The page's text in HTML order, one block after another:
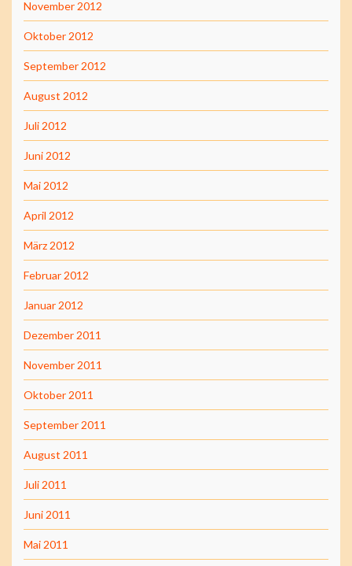
November 2012
Oktober 2012
September 2012
August 2012
Juli 2012
Juni 2012
Mai 2012
April 2012
März 2012
Februar 2012
Januar 2012
Dezember 2011
November 2011
Oktober 2011
September 2011
August 2011
Juli 2011
Juni 2011
Mai 2011